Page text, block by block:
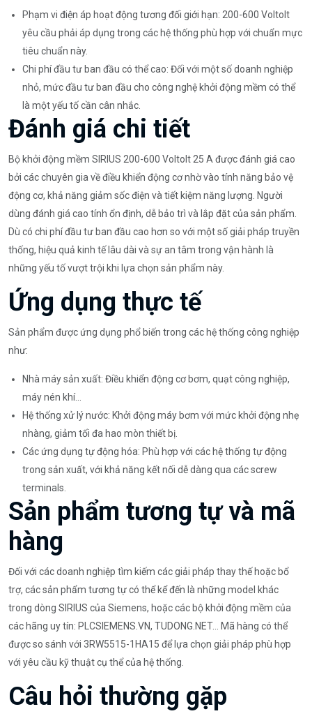
Phạm vi điện áp hoạt động tương đối giới hạn: 200-600 Voltolt
yêu cầu phải áp dụng trong các hệ thống phù hợp với chuẩn mực
tiêu chuẩn này.
Chi phí đầu tư ban đầu có thể cao: Đối với một số doanh nghiệp
nhỏ, mức đầu tư ban đầu cho công nghệ khởi động mềm có thể
là một yếu tố cần cân nhắc.
Đánh giá chi tiết
Bộ khởi động mềm SIRIUS 200-600 Voltolt 25 A được đánh giá cao
bởi các chuyên gia về điều khiển động cơ nhờ vào tính năng bảo vệ
động cơ, khả năng giảm sốc điện và tiết kiệm năng lượng. Người
dùng đánh giá cao tính ổn định, dễ bảo trì và lắp đặt của sản phẩm.
Dù có chi phí đầu tư ban đầu cao hơn so với một số giải pháp truyền
thống, hiệu quả kinh tế lâu dài và sự an tâm trong vận hành là
những yếu tố vượt trội khi lựa chọn sản phẩm này.
Ứng dụng thực tế
Sản phẩm được ứng dụng phổ biến trong các hệ thống công nghiệp
như:
Nhà máy sản xuất: Điều khiển động cơ bơm, quạt công nghiệp,
máy nén khí…
Hệ thống xử lý nước: Khởi động máy bơm với mức khởi động nhẹ
nhàng, giảm tối đa hao mòn thiết bị.
Các ứng dụng tự động hóa: Phù hợp với các hệ thống tự động
trong sản xuất, với khả năng kết nối dễ dàng qua các screw
terminals.
Sản phẩm tương tự và mã
hàng
Đối với các doanh nghiệp tìm kiếm các giải pháp thay thế hoặc bổ
trợ, các sản phẩm tương tự có thể kể đến là những model khác
trong dòng SIRIUS của Siemens, hoặc các bộ khởi động mềm của
các hãng uy tín: PLCSIEMENS.VN, TUDONG.NET… Mã hàng có thể
được so sánh với 3RW5515-1HA15 để lựa chọn giải pháp phù hợp
với yêu cầu kỹ thuật cụ thể của hệ thống.
Câu hỏi thường gặp